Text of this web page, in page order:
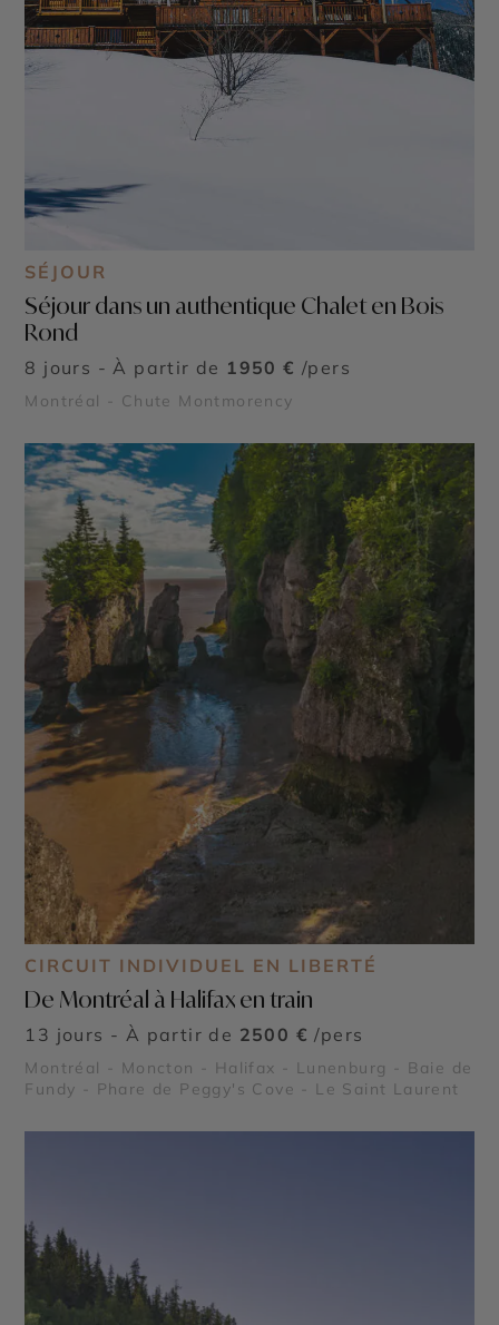
SÉJOUR
Séjour dans un authentique Chalet en Bois
Rond
8 jours - À partir de 1950 € /pers
Montréal - Chute Montmorency
CIRCUIT INDIVIDUEL EN LIBERTÉ
De Montréal à Halifax en train
13 jours - À partir de 2500 € /pers
Montréal - Moncton - Halifax - Lunenburg - Baie de
Fundy - Phare de Peggy's Cove - Le Saint Laurent